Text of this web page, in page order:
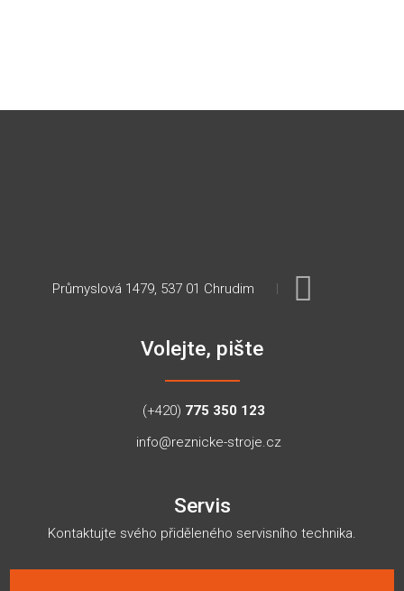
Průmyslová 1479, 537 01 Chrudim
Volejte, pište
(+420) 775 350 123
info@reznicke-stroje.cz
Servis
Kontaktujte svého přiděleného servisního technika.